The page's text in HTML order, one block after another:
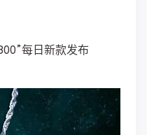
每日新款发布